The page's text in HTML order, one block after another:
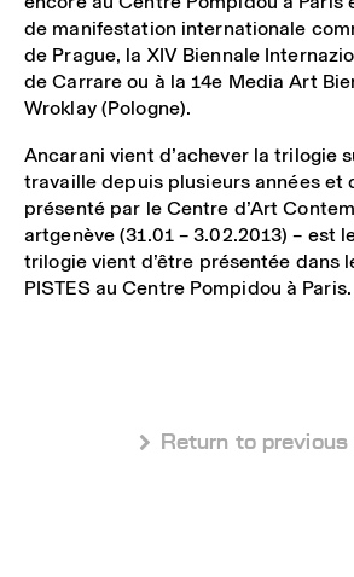
de manifestation internationale
de Prague, la XIV Biennale
de Carrare ou à la 14e Media Art
Wroklay (Pologne).
Ancarani vient d’achever la trilogie
travaille depuis plusieurs années et
présenté par le Centre d’Art
artgenève (31.01 – 3.02.2013) – est
trilogie vient d’être présentée dans
PISTES au Centre Pompidou à Paris.
 Return to previous